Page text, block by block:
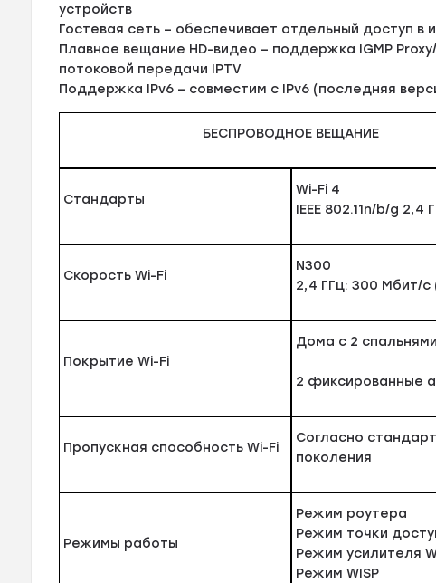
устройств
Гостевая сеть – обеспечивает отдельный доступ в
Плавное вещание HD-видео – поддержка IGMP
потоковой передачи IPTV
Поддержка IPv6 – совместим с IPv6 (последняя
БЕСПРОВОДНОЕ ВЕЩАНИЕ
Стандарты
Wi-Fi 4
IEEE 802.11n/b/g 2,4
Скорость Wi-Fi
N300
2,4 ГГц: 300 Мбит/с
Покрытие Wi-Fi
Дома с 2 спальнями
2 фиксированные
Пропускная способность Wi-Fi
Согласно
поколения
Режимы работы
Режим роутера
Режим точки
Режим усилителя
Режим WISP